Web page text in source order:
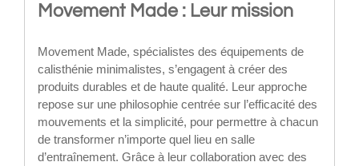
Movement Made : Leur mission
Movement Made, spécialistes des équipements de
calisthénie minimalistes, s’engagent à créer des
produits durables et de haute qualité. Leur approche
repose sur une philosophie centrée sur l’efficacité des
mouvements et la simplicité, pour permettre à chacun
de transformer n’importe quel lieu en salle
d’entraînement. Grâce à leur collaboration avec des